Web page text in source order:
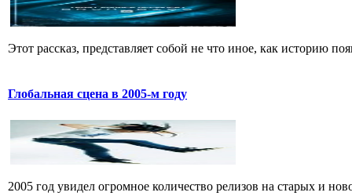
Этот рассказ, представляет собой не что иное, как историю
Глобальная сцена в 2005-м году
2005 год увидел огромное количество релизов на старых и